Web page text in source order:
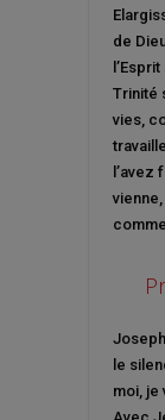
de
Trinité
vies,
l’avez
le
moi, je